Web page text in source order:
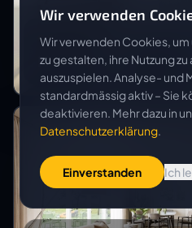
CREO GROUP GMBH
Neubau MFH
Wir verwenden
Wir verwenden Cookies,
zu gestalten, ihre Nutzung
auszuspielen. Analyse-
standardmässig aktiv – Sie
deaktivieren. Mehr dazu in
Datenschutzerklärung.
Einverstanden Ich